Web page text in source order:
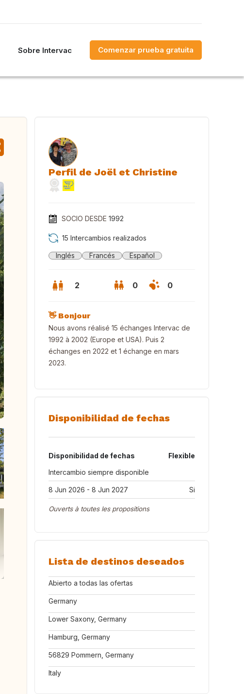
Sobre Intervac Comenzar prueba gratuita
Perfil de Joël et Christine
SOCIO DESDE 1992
15 Intercambios realizados
Inglés Francés Español
2 0 0
👋 Bonjour
Nous avons réalisé 15 échanges Intervac de
1992 à 2002 (Europe et USA). Puis 2
échanges en 2022 et 1 échange en mars
2023.
Disponibilidad de fechas
Disponibilidad de fechas
Flexible
Intercambio siempre disponible
8 Jun 2026 - 8 Jun 2027 Si
Ouverts à toutes les propositions
Lista de destinos deseados
Abierto a todas las ofertas
Germany
Lower Saxony, Germany
Hamburg, Germany
56829 Pommern, Germany
Italy